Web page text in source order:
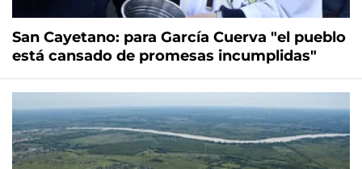
San Cayetano: para García Cuerva "el pueblo
está cansado de promesas incumplidas"